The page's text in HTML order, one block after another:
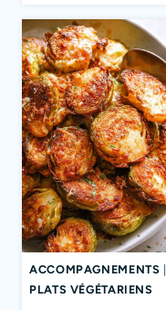
ACCOMPAGNEMENTS
PLATS VÉGÉTARIENS